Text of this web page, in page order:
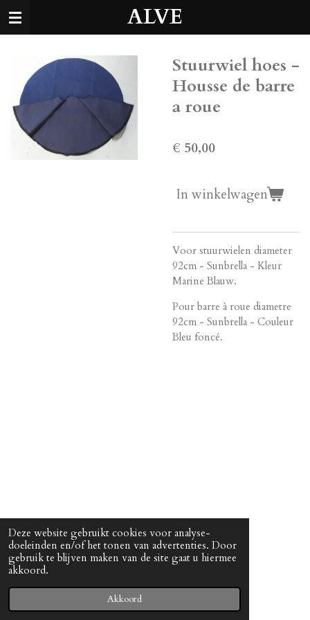
Deze website gebruikt cookies voor analyse-
doeleinden en/of het tonen van advertenties. Door
gebruik te blijven maken van de site gaat u hiermee
akkoord.
Akkoord
Ga
hoofdinhoud
ALVE
Stuurwiel hoes -
Housse de barre
a roue
€ 50,00
In winkelwagen
Voor stuurwielen diameter
92cm - Sunbrella - Kleur
Marine Blauw.
Pour barre à roue diametre
92cm - Sunbrella - Couleur
Bleu foncé.
© 2022 - 2026 ALVE
Powered by